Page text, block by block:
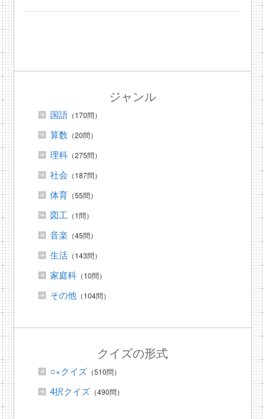
ジャンル
国語（170問）
算数 （20問）
理科（275問）
社会 （187問）
体育（55問）
図工 （1問）
音楽 （45問）
生活（143問）
家庭科（10問）
その他（104問）
クイズの形式
○×クイズ（510問）
4択クイズ（490問）